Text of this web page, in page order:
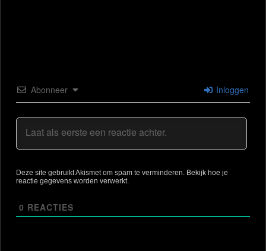
Abonneer Inloggen
Deze site gebruikt Akismet om spam te verminderen. Bekijk hoe je
reactie gegevens worden verwerkt.
0 REACTIES